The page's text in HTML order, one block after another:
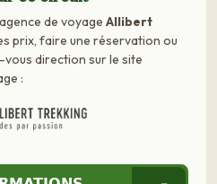
de voyage Allibert
prix, faire une réservation ou
direction sur le site
: